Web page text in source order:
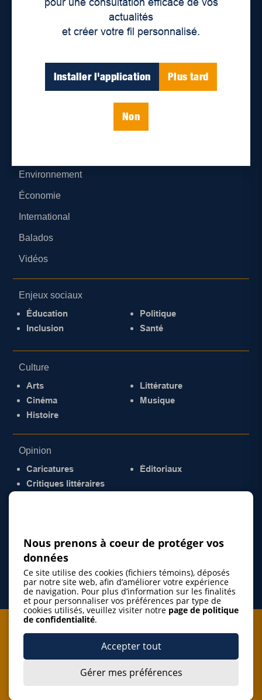
actualités
et créer votre fil personnalisé.
Installer l'application Plus tard
Non
Parutions numériques
Environnement
Économie
International
Balados
Vidéos
Enjeux sociaux
Éducation
Inclusion
Politique
Santé
Culture
Arts
Cinéma
Histoire
Littérature
Musique
Opinion
Caricatures
Critiques littéraires
Éditoriaux
Je m'abonne à l'infolettre
J’accepte de m’abonner à l’infolettre de La Gazette de la
Nous prenons à coeur de protéger vos
données
Ce site utilise des cookies (fichiers témoins), déposés
par notre site web, afin d’améliorer votre expérience
de navigation. Pour plus d’information sur les finalités
et pour personnaliser vos préférences par type de
cookies utilisés, veuillez visiter notre page de politique
de confidentialité.
Accepter tout
Gérer mes préférences